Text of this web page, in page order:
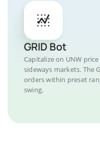
GRID Bot
Capitalize on UNW
sideways markets. The
orders within preset
swing.